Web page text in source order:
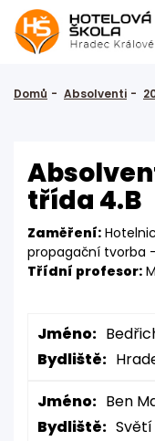
Domů Absolventi
třída 4.B
Zaměření:
propagační tvorba
Třídní profesor:
Jméno:
Bydliště:
Jméno: Ben
Bydliště: Světí